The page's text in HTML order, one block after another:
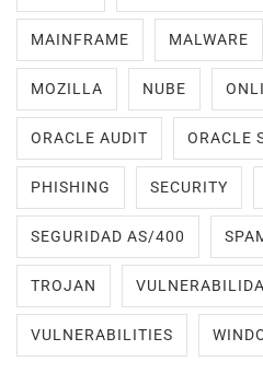
MAINFRAME MALWARE
MOZILLA NUBE
ORACLE AUDIT ORACLE
PHISHING SECURITY
SEGURIDAD AS/400
TROJAN
VULNERABILITIES